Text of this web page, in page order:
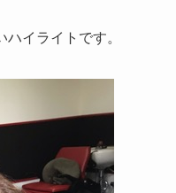
イライトです。